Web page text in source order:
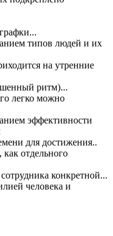
типов людей и их
на утренние
ритм)...
легко можно
эффективности
для достижения..
отдельного
конкретной...
человека и